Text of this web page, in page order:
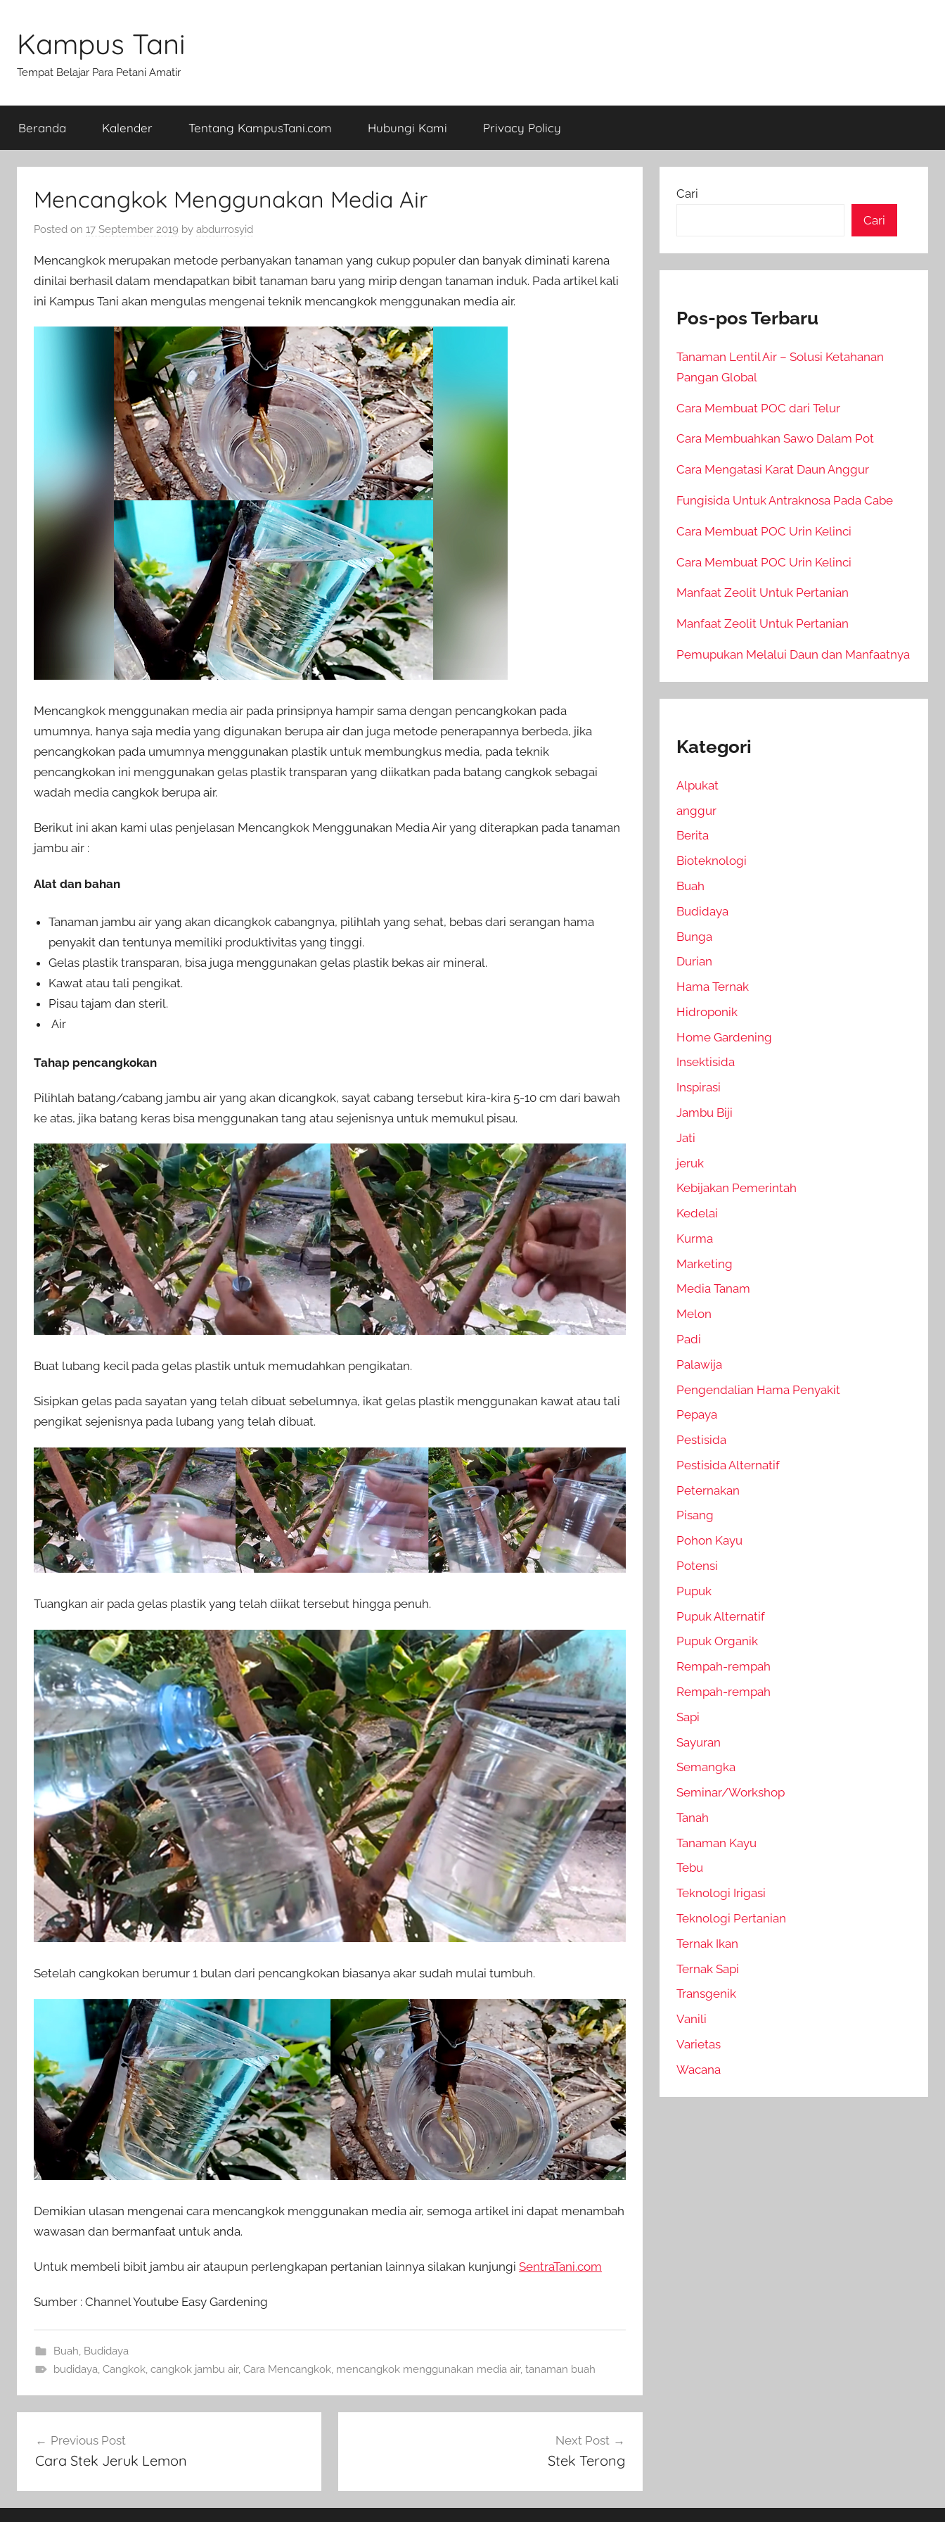
content
Kampus Tani
Tempat Belajar Para Petani Amatir
Beranda Kalender Tentang KampusTani.com Hubungi Kami Privacy Policy
Mencangkok Menggunakan Media Air
Posted on 17 September 2019 by abdurrosyid
Mencangkok merupakan metode perbanyakan tanaman yang cukup populer dan banyak diminati karena
dinilai berhasil dalam mendapatkan bibit tanaman baru yang mirip dengan tanaman induk. Pada artikel kali
ini Kampus Tani akan mengulas mengenai teknik mencangkok menggunakan media air.
Mencangkok menggunakan media air pada prinsipnya hampir sama dengan pencangkokan pada
umumnya, hanya saja media yang digunakan berupa air dan juga metode penerapannya berbeda, jika
pencangkokan pada umumnya menggunakan plastik untuk membungkus media, pada teknik
pencangkokan ini menggunakan gelas plastik transparan yang diikatkan pada batang cangkok sebagai
wadah media cangkok berupa air.
Berikut ini akan kami ulas penjelasan Mencangkok Menggunakan Media Air yang diterapkan pada tanaman
jambu air :
Alat dan bahan
Tanaman jambu air yang akan dicangkok cabangnya, pilihlah yang sehat, bebas dari serangan hama
penyakit dan tentunya memiliki produktivitas yang tinggi.
Gelas plastik transparan, bisa juga menggunakan gelas plastik bekas air mineral.
Kawat atau tali pengikat.
Pisau tajam dan steril.
Air
Tahap pencangkokan
Pilihlah batang/cabang jambu air yang akan dicangkok, sayat cabang tersebut kira-kira 5-10 cm dari bawah
ke atas, jika batang keras bisa menggunakan tang atau sejenisnya untuk memukul pisau.
Buat lubang kecil pada gelas plastik untuk memudahkan pengikatan.
Sisipkan gelas pada sayatan yang telah dibuat sebelumnya, ikat gelas plastik menggunakan kawat atau tali
pengikat sejenisnya pada lubang yang telah dibuat.
Tuangkan air pada gelas plastik yang telah diikat tersebut hingga penuh.
Setelah cangkokan berumur 1 bulan dari pencangkokan biasanya akar sudah mulai tumbuh.
Demikian ulasan mengenai cara mencangkok menggunakan media air, semoga artikel ini dapat menambah
wawasan dan bermanfaat untuk anda.
Untuk membeli bibit jambu air ataupun perlengkapan pertanian lainnya silakan kunjungi SentraTani.com
Sumber : Channel Youtube Easy Gardening
Buah, Budidaya
budidaya, Cangkok, cangkok jambu air, Cara Mencangkok, mencangkok menggunakan media air, tanaman buah
pos Previous Post
Cara Stek Jeruk Lemon
Next Post
Stek Terong
Cari
Cari
Pos-pos Terbaru
Tanaman Lentil Air – Solusi Ketahanan
Pangan Global
Cara Membuat POC dari Telur
Cara Membuahkan Sawo Dalam Pot
Cara Mengatasi Karat Daun Anggur
Fungisida Untuk Antraknosa Pada Cabe
Cara Membuat POC Urin Kelinci
Cara Membuat POC Urin Kelinci
Manfaat Zeolit Untuk Pertanian
Manfaat Zeolit Untuk Pertanian
Pemupukan Melalui Daun dan Manfaatnya
Kategori
Alpukat
anggur
Berita
Bioteknologi
Buah
Budidaya
Bunga
Durian
Hama Ternak
Hidroponik
Home Gardening
Insektisida
Inspirasi
Jambu Biji
Jati
jeruk
Kebijakan Pemerintah
Kedelai
Kurma
Marketing
Media Tanam
Melon
Padi
Palawija
Pengendalian Hama Penyakit
Pepaya
Pestisida
Pestisida Alternatif
Peternakan
Pisang
Pohon Kayu
Potensi
Pupuk
Pupuk Alternatif
Pupuk Organik
Rempah-rempah
Rempah-rempah
Sapi
Sayuran
Semangka
Seminar/Workshop
Tanah
Tanaman Kayu
Tebu
Teknologi Irigasi
Teknologi Pertanian
Ternak Ikan
Ternak Sapi
Transgenik
Vanili
Varietas
Wacana